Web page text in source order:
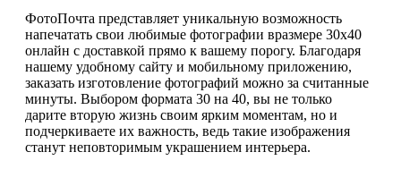
ФотоПочта представляет уникальную возможность
напечатать свои любимые фотографии вразмере 30х40
онлайн с доставкой прямо к вашему порогу. Благодаря
нашему удобному сайту и мобильному приложению,
заказать изготовление фотографий можно за считанные
минуты. Выбором формата 30 на 40, вы не только
дарите вторую жизнь своим ярким моментам, но и
подчеркиваете их важность, ведь такие изображения
станут неповторимым украшением интерьера.